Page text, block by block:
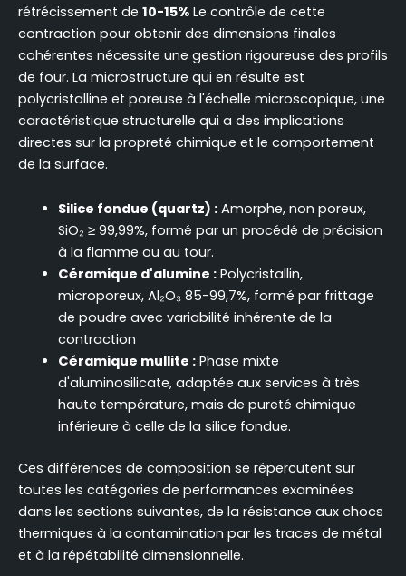
rétrécissement de 10-15% Le contrôle de cette
contraction pour obtenir des dimensions finales
cohérentes nécessite une gestion rigoureuse des profils
de four. La microstructure qui en résulte est
polycristalline et poreuse à l'échelle microscopique, une
caractéristique structurelle qui a des implications
directes sur la propreté chimique et le comportement
de la surface.
Silice fondue (quartz) :Amorphe, non poreux,
SiO₂ ≥ 99,99%, formé par un procédé de précision
à la flamme ou au tour.
Céramique d'alumine :Polycristallin,
microporeux, Al₂O₃ 85-99,7%, formé par frittage
de poudre avec variabilité inhérente de la
contraction
Céramique mullite :Phase mixte
d'aluminosilicate, adaptée aux services à très
haute température, mais de pureté chimique
inférieure à celle de la silice fondue.
Ces différences de composition se répercutent sur
toutes les catégories de performances examinées
dans les sections suivantes, de la résistance aux chocs
thermiques à la contamination par les traces de métal
et à la répétabilité dimensionnelle.